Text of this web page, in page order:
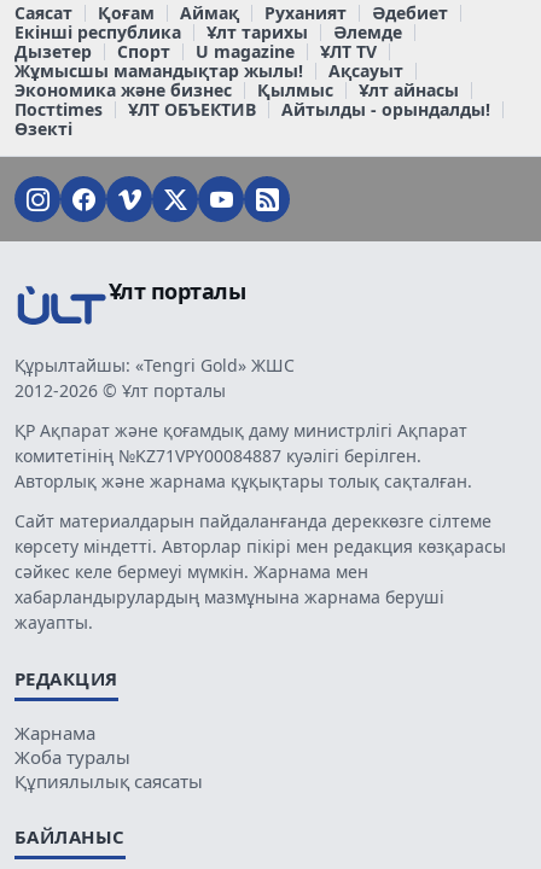
Саясат Қоғам Аймақ Руханият
Әдебиет
Екінші республика
Ұлт тарихы
Әлемде
Дызетер
Спорт U magazine
ҰЛТ TV
Жұмысшы мамандықтар жылы!
Ақсауыт
Экономика және бизнес
Қылмыс
Ұлт айнасы
Постtimes
ҰЛТ ОБЪЕКТИВ
Айтылды - орындалды!
Өзекті
Ұлт порталы
Құрылтайшы: «Tengri Gold» ЖШС
2012-2026 © Ұлт порталы
ҚР Ақпарат және қоғамдық даму министрлігі Ақпарат
комитетінің №KZ71VPY00084887 куәлігі берілген.
Авторлық және жарнама құқықтары толық сақталған.
Сайт материалдарын пайдаланғанда дереккөзге сілтеме
көрсету міндетті. Авторлар пікірі мен редакция көзқарасы
сәйкес келе бермеуі мүмкін. Жарнама мен
хабарландырулардың мазмұнына жарнама беруші
жауапты.
РЕДАКЦИЯ
Жарнама
Жоба туралы
Құпиялылық саясаты
БАЙЛАНЫС